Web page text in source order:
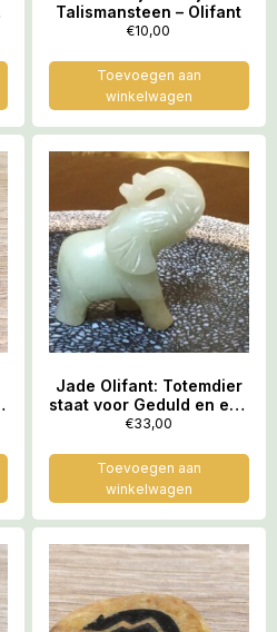
Talismansteen – Olifant
€10,00
Toevoegen aan
winkelwagen
Jade Olifant: Totemdier
staat voor Geduld en een
Lang Leven
€33,00
Toevoegen aan
winkelwagen